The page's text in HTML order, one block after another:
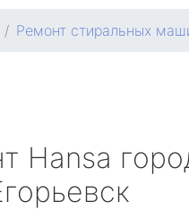
Ремонт стиральных
Hansa